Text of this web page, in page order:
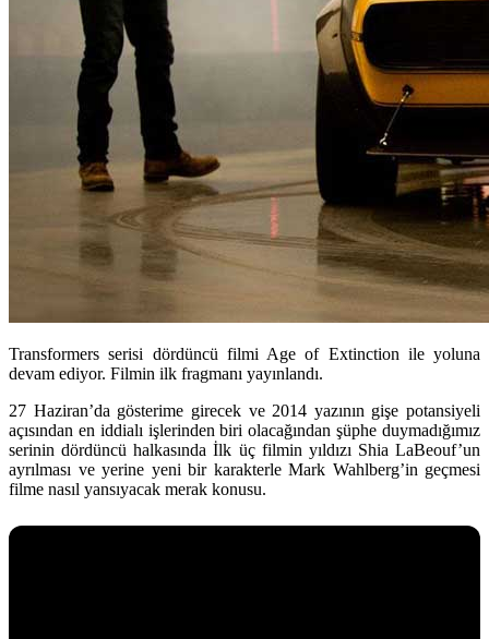
Transformers serisi dördüncü filmi Age of Extinction ile yoluna
devam ediyor. Filmin ilk fragmanı yayınlandı.
27 Haziran’da gösterime girecek ve 2014 yazının gişe potansiyeli
açısından en iddialı işlerinden biri olacağından şüphe duymadığımız
serinin dördüncü halkasında İlk üç filmin yıldızı Shia LaBeouf’un
ayrılması ve yerine yeni bir karakterle Mark Wahlberg’in geçmesi
filme nasıl yansıyacak merak konusu.